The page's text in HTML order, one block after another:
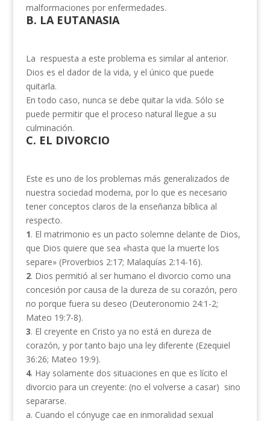
malformaciones por enfermedades.
B. LA EUTANASIA
La respuesta a este problema es similar al anterior.
Dios es el dador de la vida, y el único que puede
quitarla.
En todo caso, nunca se debe quitar la vida. Sólo se
puede permitir que el proceso natural llegue a su
culminación.
C. EL DIVORCIO
Este es uno de los problemas más generalizados de
nuestra sociedad moderna, por lo que es necesario
tener conceptos claros de la enseñanza bíblica al
respecto.
1. El matrimonio es un pacto solemne delante de Dios,
que Dios quiere que sea «hasta que la muerte los
separe» (Proverbios 2:17; Mala­quías 2:14-16).
2. Dios permitió al ser humano el divorcio como una
concesión por causa de la dureza de su corazón, pero
no porque fuera su deseo (Deuteronomio 24:1-2;
Mateo 19:7-8).
3. El creyente en Cristo ya no está en dureza de
corazón, y por tanto bajo una ley diferente (Ezequiel
36:26; Mateo 19:9).
4. Hay solamente dos situaciones en que es lícito el
divorcio para un creyente: (no el volverse a casar) sino
separarse.
a. Cuando el cónyuge cae en inmoralidad sexual